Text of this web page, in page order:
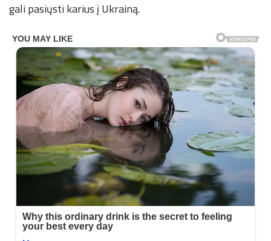
gali pasiųsti karius į Ukrainą.